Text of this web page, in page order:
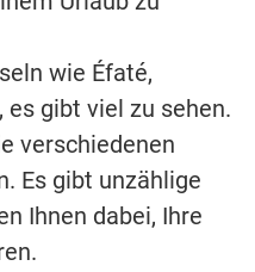
wie Éfaté,
es gibt viel zu sehen.
verschiedenen
Es gibt unzählige
Ihnen dabei, Ihre